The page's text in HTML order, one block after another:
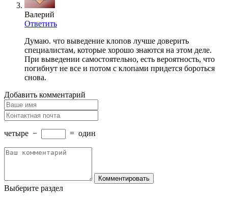
Валерий
Ответить
Думаю. что выведение клопов лучше доверить
специалистам, которые хорошо знаются на этом деле.
При выведении самостоятельно, есть вероятность, что
погибнут не все и потом с клопами придется бороться
снова.
Добавить комментарий
четыре − = один
Выберите раздел